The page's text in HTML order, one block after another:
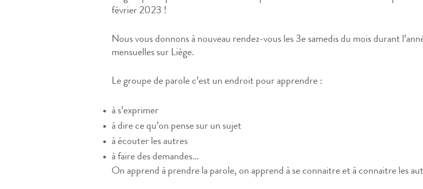
février 2023 !
Nous vous donnons à nouveau rendez-vous les 3e samedis du mois durant
mensuelles sur Liège.
Le groupe de parole c’est un endroit pour apprendre :
à s’exprimer
à dire ce qu’on pense sur un sujet
à écouter les autres
à faire des demandes…
On apprend à prendre la parole, on apprend à se connaitre et à connaitre les